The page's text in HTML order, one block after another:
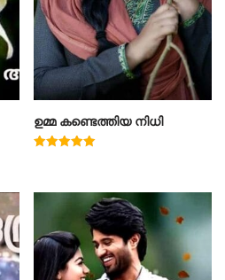
ഉമ്മ കണ്ടെത്തിയ നിധി